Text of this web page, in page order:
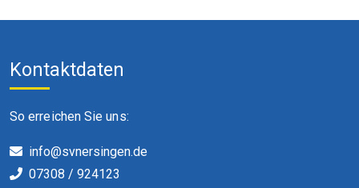
Kontaktdaten
So erreichen Sie uns:
info@svnersingen.de
07308 / 924123